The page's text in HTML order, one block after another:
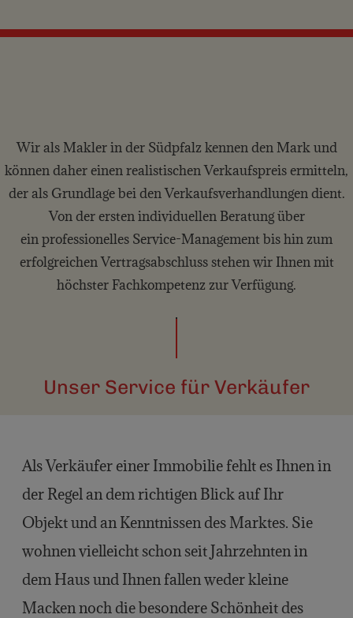
Wir als Makler in der Südpfalz kennen den Mark und
können daher einen realistischen Verkaufspreis ermitteln,
der als Grundlage bei den Verkaufsverhandlungen dient.
Von der ersten individuellen Beratung über
ein professionelles Service-Management bis hin zum
erfolgreichen Vertragsabschluss stehen wir Ihnen mit
höchster Fachkompetenz zur Verfügung.
Unser Service für Verkäufer
Als Verkäufer einer Immobilie fehlt es Ihnen in
der Regel an dem richtigen Blick auf Ihr
Objekt und an Kenntnissen des Marktes. Sie
wohnen vielleicht schon seit Jahrzehnten in
dem Haus und Ihnen fallen weder kleine
Macken noch die besondere Schönheit des